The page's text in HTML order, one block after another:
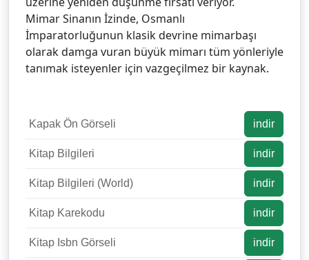
Mimar Sinanın İzinde, Osmanlı
İmparatorluğunun klasik devrine mimarbaşı
olarak damga vuran büyük mimarı tüm yönleriyle
tanımak isteyenler için vazgeçilmez bir kaynak.
Kapak Ön Görseli indir
Kitap Bilgileri indir
Kitap Bilgileri (World) indir
Kitap Karekodu indir
Kitap Isbn Görseli indir